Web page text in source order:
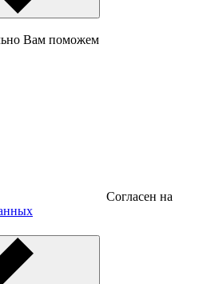
Вам поможем
Согласен на